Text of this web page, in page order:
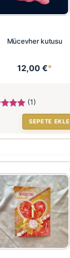
Mücevher kutusu
12,00 €*
(1)
SEPETE EKLE